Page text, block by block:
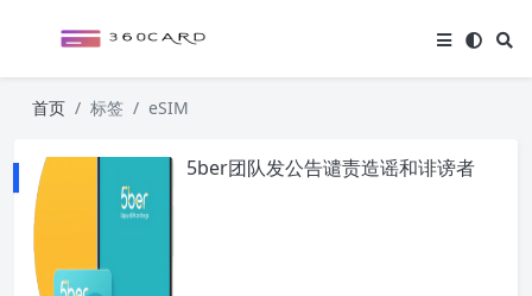
首页 标签 eSIM
5ber团队发公告谴责造谣和诽谤者